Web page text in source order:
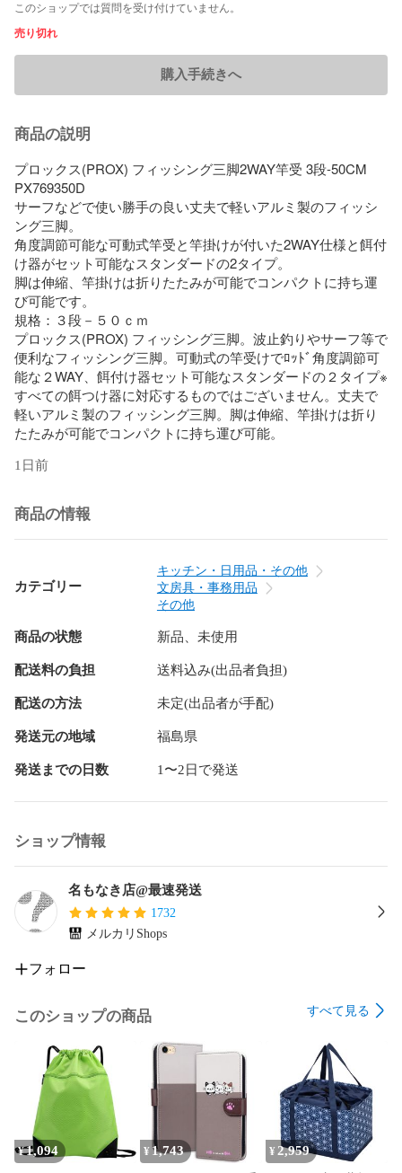
このショップでは質問を受け付けていません。
売り切れ
購入手続きへ
商品の説明
プロックス(PROX) フィッシング三脚2WAY竿受 3段-50CM
PX769350D
サーフなどで使い勝手の良い丈夫で軽いアルミ製のフィッシ
ング三脚。
角度調節可能な可動式竿受と竿掛けが付いた2WAY仕様と餌付
け器がセット可能なスタンダードの2タイプ。
脚は伸縮、竿掛けは折りたたみが可能でコンパクトに持ち運
び可能です。
規格：３段－５０ｃｍ
プロックス(PROX) フィッシング三脚。波止釣りやサーフ等で
便利なフィッシング三脚。可動式の竿受けでﾛｯﾄﾞ角度調節可
能な２WAY、餌付け器セット可能なスタンダードの２タイプ※
すべての餌つけ器に対応するものではございません。丈夫で
軽いアルミ製のフィッシング三脚。脚は伸縮、竿掛けは折り
たたみが可能でコンパクトに持ち運び可能。
1日前
商品の情報
カテゴリー
キッチン・日用品・その他
文房具・事務用品
その他
商品の状態 新品、未使用
配送料の負担 送料込み(出品者負担)
配送の方法 未定(出品者が手配)
発送元の地域 福島県
発送までの日数 1〜2日で発送
ショップ情報
名もなき店@最速発送
1732
メルカリShops
フォロー
このショップの商品 すべて見る
¥1,094 ¥1,743 ¥ 2,959